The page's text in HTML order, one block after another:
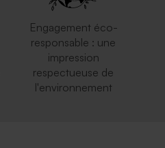
Engagement éco-
responsable : une
impression
respectueuse de
l'environnement